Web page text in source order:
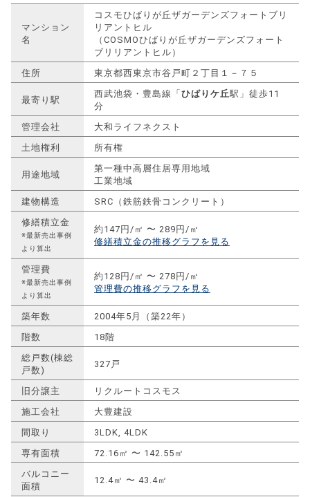
マンション
名
コスモひばりが丘ザガーデンズフォートブリ
リアントヒル
（COSMOひばりが丘ザガーデンズフォート
ブリリアントヒル）
住所
東京都西東京市谷戸町２丁目１－７５
最寄り駅
西武池袋・豊島線「 ひばりケ丘駅」徒歩11
分
管理会社
大和ライフネクスト
土地権利
所有権
用途地域
第一種中高層住居専用地域
工業地域
建物構造
SRC（鉄筋鉄骨コンクリート）
修繕積立金
※最新売出事例
より算出
約147円/㎡ 〜 289円/㎡
修繕積立金の推移グラフを見る
管理費
※最新売出事例
より算出
約128円/㎡ 〜 278円/㎡
管理費の推移グラフを見る
築年数
2004年5月（築22年）
階数
18階
総戸数(棟総
戸数)
327戸
旧分譲主
リクルートコスモス
施工会社
大豊建設
間取り
3LDK, 4LDK
専有面積
72.16㎡ 〜 142.55㎡
バルコニー
面積
12.4㎡ 〜 43.4㎡